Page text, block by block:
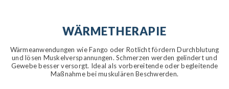
WÄRMETHERAPIE
Wärmeanwendungen wie Fango oder Rotlicht fördern Durchblutung
und lösen Muskelverspannungen. Schmerzen werden gelindert und
Gewebe besser versorgt. Ideal als vorbereitende oder begleitende
Maßnahme bei muskulären Beschwerden.